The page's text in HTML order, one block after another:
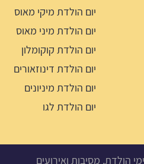
יום הולדת מיקי מאוס
יום הולדת מיני מאוס
יום הולדת קוקומלון
יום הולדת דינוזאורים
יום הולדת מיניונים
יום הולדת לגו